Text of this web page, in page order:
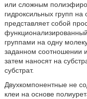
или сложным
гидроксильных групп
представляет собой
группами на одну
заданном соотношении
затем наносят на
субстрат.
Двухкомпонентные не
клеи на основе